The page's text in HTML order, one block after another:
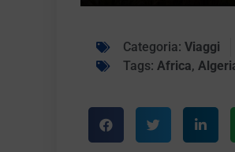
Categoria: Viaggi
Tags: Africa,